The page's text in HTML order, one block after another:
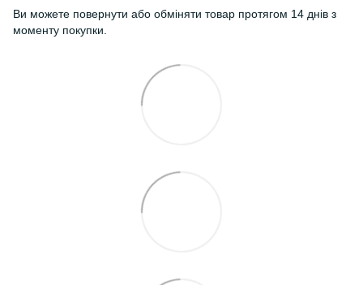
Ви можете повернути або обміняти товар протягом 14 днів з
моменту покупки.